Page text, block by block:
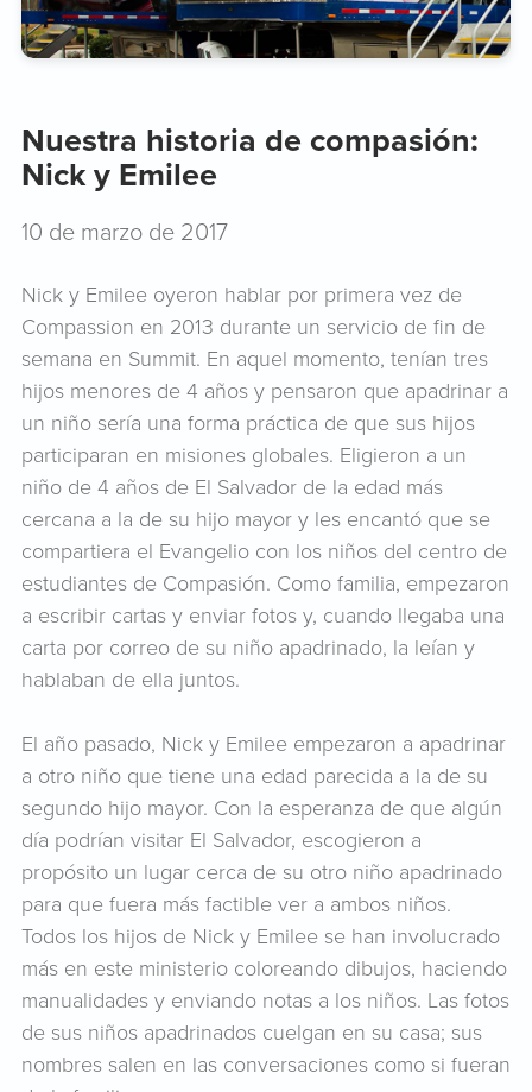
Nuestra historia de compasión:
Nick y Emilee
10 de marzo de 2017
Nick y Emilee oyeron hablar por primera vez de
Compassion en 2013 durante un servicio de fin de
semana en Summit. En aquel momento, tenían tres
hijos menores de 4 años y pensaron que apadrinar a
un niño sería una forma práctica de que sus hijos
participaran en misiones globales. Eligieron a un
niño de 4 años de El Salvador de la edad más
cercana a la de su hijo mayor y les encantó que se
compartiera el Evangelio con los niños del centro de
estudiantes de Compasión. Como familia, empezaron
a escribir cartas y enviar fotos y, cuando llegaba una
carta por correo de su niño apadrinado, la leían y
hablaban de ella juntos.
El año pasado, Nick y Emilee empezaron a apadrinar
a otro niño que tiene una edad parecida a la de su
segundo hijo mayor. Con la esperanza de que algún
día podrían visitar El Salvador, escogieron a
propósito un lugar cerca de su otro niño apadrinado
para que fuera más factible ver a ambos niños.
Todos los hijos de Nick y Emilee se han involucrado
más en este ministerio coloreando dibujos, haciendo
manualidades y enviando notas a los niños. Las fotos
de sus niños apadrinados cuelgan en su casa; sus
nombres salen en las conversaciones como si fueran